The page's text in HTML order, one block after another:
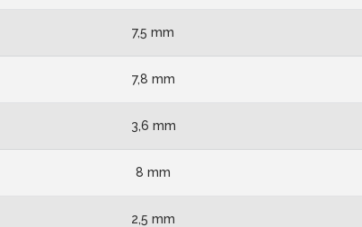
7,5 mm
7,8 mm
3,6 mm
8 mm
2,5 mm